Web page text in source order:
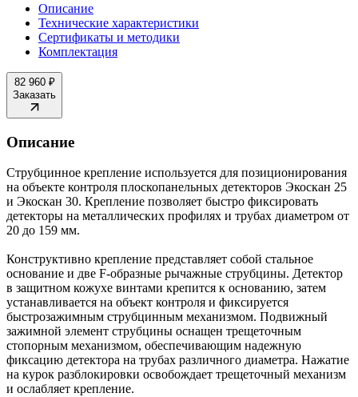
Описание
Технические характеристики
Сертификаты и методики
Комплектация
82 960 ₽
Заказать
Описание
Струбцинное крепление используется для позиционирования
на объекте контроля плоскопанельных детекторов Экоскан 25
и Экоскан 30. Крепление позволяет быстро фиксировать
детекторы на металлических профилях и трубах диаметром от
20 до 159 мм.
Конструктивно крепление представляет собой стальное
основание и две F-образные рычажные струбцины. Детектор
в защитном кожухе винтами крепится к основанию, затем
устанавливается на объект контроля и фиксируется
быстрозажимным струбцинным механизмом. Подвижный
зажимной элемент струбцины оснащен трещеточным
стопорным механизмом, обеспечивающим надежную
фиксацию детектора на трубах различного диаметра. Нажатие
на курок разблокировки освобождает трещеточный механизм
и ослабляет крепление.